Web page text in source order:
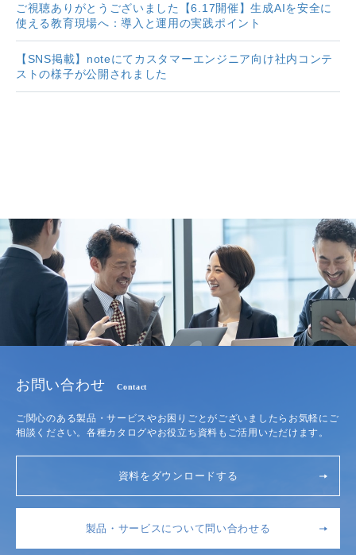
ご視聴ありがとうございました【6.17開催】生成AIを安全に
使える教育現場へ：導入と運用の実践ポイント
【SNS掲載】noteにてカスタマーエンジニア向け社内コンテ
ストの様子が公開されました
お問い合わせ Contact
ご関心のある製品・サービスやお困りごとがございましたらお気軽にご
相談ください。各種カタログやお役立ち資料もご活用いただけます。
資料をダウンロードする
製品・サービスについて問い合わせる